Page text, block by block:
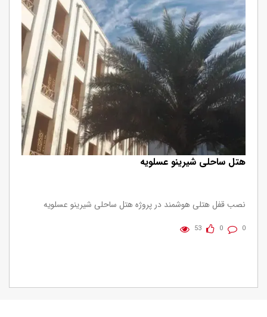
هتل ساحلی شیرینو عسلویه
نصب قفل هتلی هوشمند در پروژه هتل ساحلی شیرینو عسلویه
53 0 0